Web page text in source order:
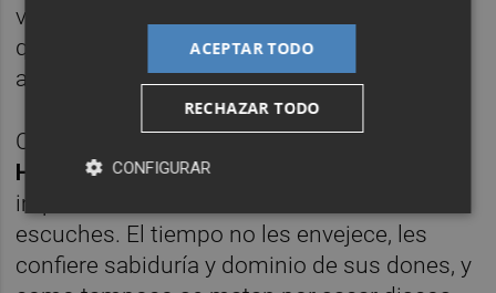
vascos con alma fallera que conozco-, y al
que le guste bien, y al que no, pues que se
aguante.
Chico y Chica son atemporales como
Human LeagueyKraftwerk
imprescindibles los escuches cuando los
escuches. El tiempo no les envejece, les
confiere sabiduría y dominio de sus dones, y
ACEPTAR TODO
RECHAZAR TODO
CONFIGURAR